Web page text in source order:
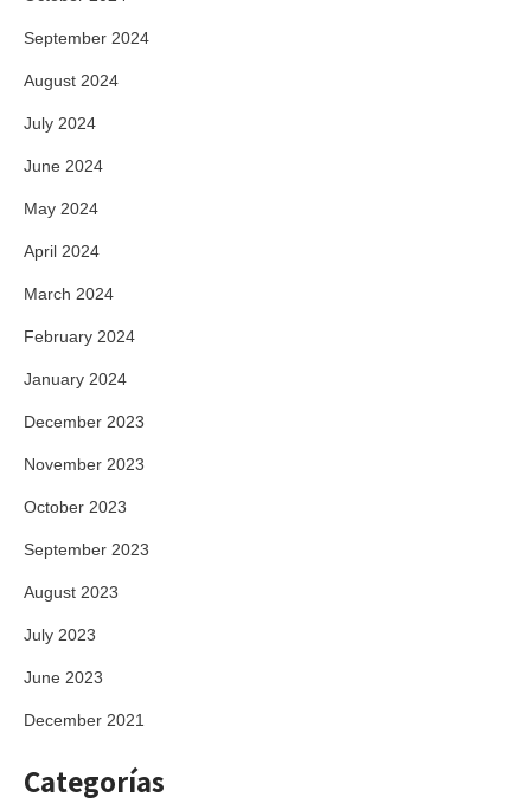
September 2024
August 2024
July 2024
June 2024
May 2024
April 2024
March 2024
February 2024
January 2024
December 2023
November 2023
October 2023
September 2023
August 2023
July 2023
June 2023
December 2021
Categorías